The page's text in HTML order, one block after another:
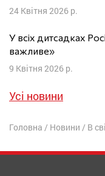
24 Квітня 2026 р.
У всіх дитсадках
важливе»
9 Квітня 2026 р.
Усі новини
Головна / Новини / В